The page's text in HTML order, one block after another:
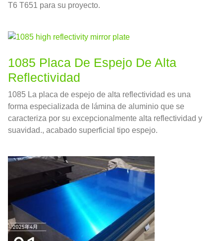
T6 T651 para su proyecto.
1085 Placa De Espejo De Alta
Reflectividad
1085 La placa de espejo de alta reflectividad es una
forma especializada de lámina de aluminio que se
caracteriza por su excepcionalmente alta reflectividad y
suavidad., acabado superficial tipo espejo.